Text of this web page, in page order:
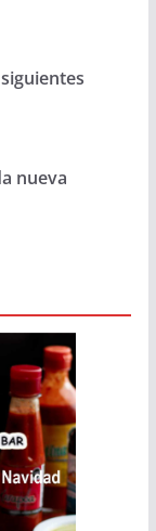
nueva